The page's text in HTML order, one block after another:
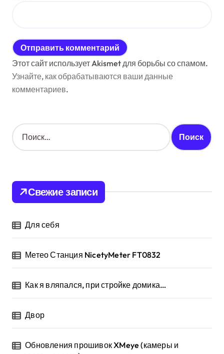
Этот сайт использует Akismet для борьбы со спамом.
Узнайте, как обрабатываются ваши данные
комментариев.
Н
а
:
Свежие записи
Для себя
Метео Станция NicetyMeter FT0832
Как я вляпался, при стройке домика…
Двор
Обновления прошивок XMeye (камеры и